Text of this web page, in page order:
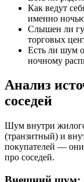
Как ведут
именно
Слышен ли
торговых
Есть ли шум
ночному
Анализ
соседей
Шум внутри
(транзитный) и
покупателей — они
про соседей.